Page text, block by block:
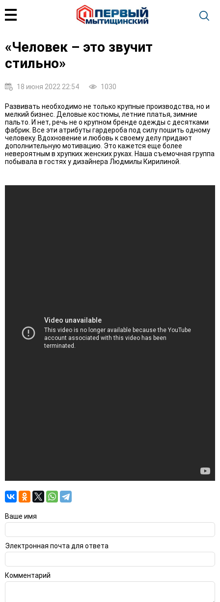
«Человек – это звучит
стильно»
18 июня 2022 22:54 1030
Развивать необходимо не только крупные производства, но и
мелкий бизнес. Деловые костюмы, летние платья, зимние
пальто. И нет, речь не о крупном бренде одежды с десятками
фабрик. Все эти атрибуты гардероба под силу пошить одному
человеку. Вдохновение и любовь к своему делу придают
дополнительную мотивацию. Это кажется еще более
невероятным в хрупких женских руках. Наша съемочная группа
побывала в гостях у дизайнера Людмилы Кирилиной.
Ваше имя
Электронная почта для ответа
Комментарий